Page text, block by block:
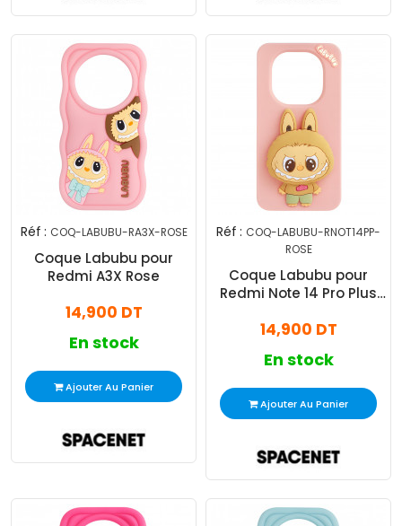
Réf : COQ-LABUBU-RA3X-ROSE
Coque Labubu pour
Redmi A3X Rose
14,900 DT
En stock
Ajouter Au Panier
Réf : COQ-LABUBU-RNOT14PP-
ROSE
Coque Labubu pour
Redmi Note 14 Pro Plus
14,900 DT
En stock
Ajouter Au Panier